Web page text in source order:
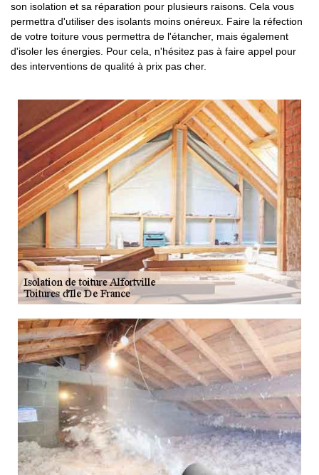
son isolation et sa réparation pour plusieurs raisons. Cela vous
permettra d'utiliser des isolants moins onéreux. Faire la réfection
de votre toiture vous permettra de l'étancher, mais également
d'isoler les énergies. Pour cela, n'hésitez pas à faire appel pour
des interventions de qualité à prix pas cher.